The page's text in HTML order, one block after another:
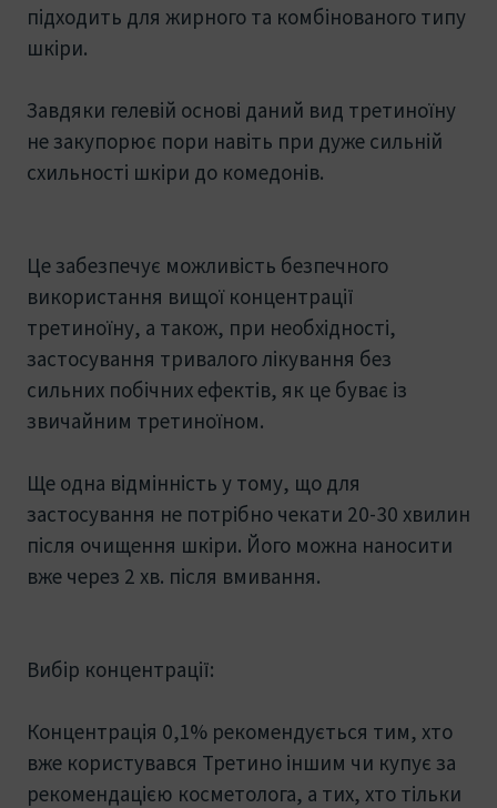
підходить для жирного та комбінованого типу
шкіри.
Завдяки гелевій основі даний вид третиноїну
не закупорює пори навіть при дуже сильній
схильності шкіри до комедонів.
Це забезпечує можливість безпечного
використання вищої концентрації
третиноїну, а також, при необхідності,
застосування тривалого лікування без
сильних побічних ефектів, як це буває із
звичайним третиноїном.
Ще одна відмінність у тому, що для
застосування не потрібно чекати 20-30 хвилин
після очищення шкіри. Його можна наносити
вже через 2 хв. після вмивання.
Вибір концентрації:
Концентрація 0,1% рекомендується тим, хто
вже користувався Третино іншим чи купує за
рекомендацією косметолога, а тих, хто тільки